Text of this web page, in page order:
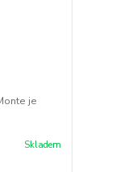
je
Skladem